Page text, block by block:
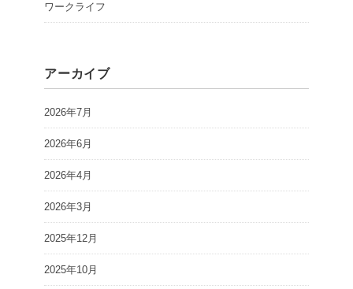
ワークライフ
アーカイブ
2026年7月
2026年6月
2026年4月
2026年3月
2025年12月
2025年10月